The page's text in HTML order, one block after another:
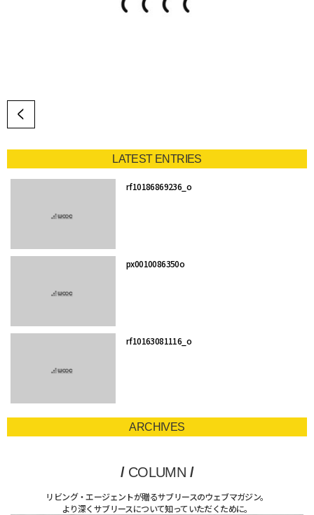
LATEST ENTRIES
rf10186869236_o
px0010086350o
rf10163081116_o
ARCHIVES
/ COLUMN /
リビング・エージェントが贈るサブリースのウェブマガジン。
より深くサブリースについて知っていただくために。